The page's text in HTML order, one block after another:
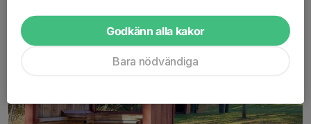
Godkänn alla kakor
Bara nödvändiga